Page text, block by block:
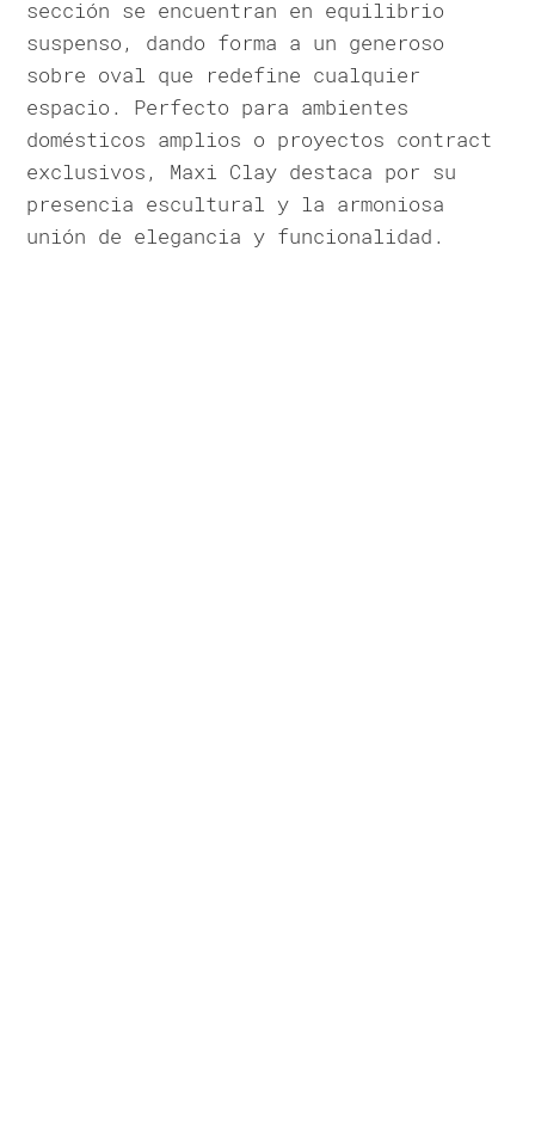
sección se encuentran en equilibrio
suspenso, dando forma a un generoso
sobre oval que redefine cualquier
espacio. Perfecto para ambientes
domésticos amplios o proyectos contract
exclusivos, Maxi Clay destaca por su
presencia escultural y la armoniosa
unión de elegancia y funcionalidad.